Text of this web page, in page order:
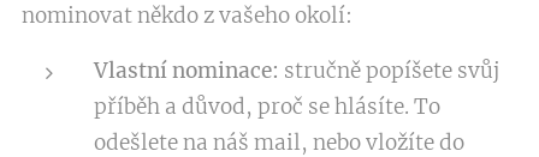
nominovat někdo z vašeho okolí:
Vlastní nominace: stručně popíšete svůj
příběh a důvod, proč se hlásíte. To
odešlete na náš mail, nebo vložíte do